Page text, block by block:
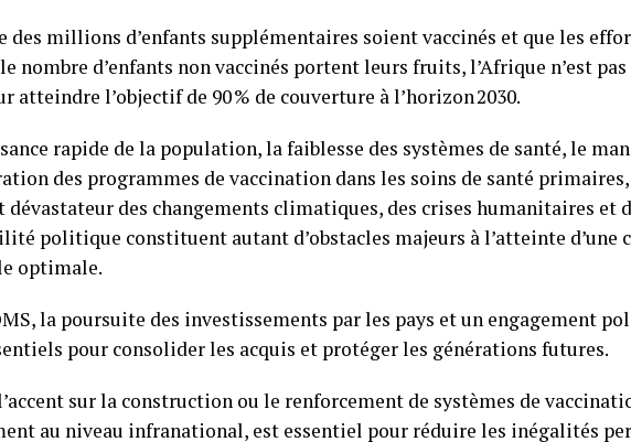
des millions d’enfants supplémentaires soient vaccinés et que les
nombre d’enfants non vaccinés portent leurs fruits, l’Afrique n’est pas
atteindre l’objectif de 90 % de couverture à l’horizon 2030.
rapide de la population, la faiblesse des systèmes de santé, le
des programmes de vaccination dans les soins de santé
dévastateur des changements climatiques, des crises humanitaires et
politique constituent autant d’obstacles majeurs à l’atteinte d’une
optimale.
la poursuite des investissements par les pays et un engagement
pour consolider les acquis et protéger les générations futures.
sur la construction ou le renforcement de systèmes de
au niveau infranational, est essentiel pour réduire les inégalités